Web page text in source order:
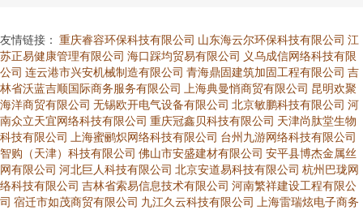
友情链接： 重庆睿容环保科技有限公司 山东海云尔环保科技有限公司 江
苏正易健康管理有限公司 海口踩均贸易有限公司 义乌成信网络科技有限
公司 连云港市兴安机械制造有限公司 青海鼎固建筑加固工程有限公司 吉
林省沃蓝吉顺国际商务服务有限公司 上海典曼悄商贸有限公司 昆明欢聚
海洋商贸有限公司 无锡欧开电气设备有限公司 北京敏鹏科技有限公司 河
南众立天宜网络科技有限公司 重庆冠鑫贝科技有限公司 天津尚肽堂生物
科技有限公司 上海蜜鹂炽网络科技有限公司 台州九游网络科技有限公司
智购（天津）科技有限公司 佛山市安盛建材有限公司 安平县博杰金属丝
网有限公司 河北巨人科技有限公司 北京安道易科技有限公司 杭州巴珑网
络科技有限公司 吉林省索易信息技术有限公司 河南繁祥建设工程有限公
司 宿迁市如茂商贸有限公司 九江久云科技有限公司 上海雷瑞炫电子商务